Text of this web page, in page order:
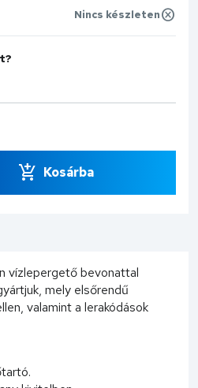
Nincs készleten
Kosárba
vízlepergető bevonattal
mely elsőrendű
valamint a lerakódások